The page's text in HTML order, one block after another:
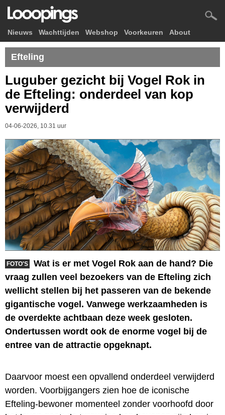
Nieuws Wachttijden Webshop Voorkeuren About
Efteling
Luguber gezicht bij Vogel Rok in
de Efteling: onderdeel van kop
verwijderd
04-06-2026, 10.31 uur
FOTO'S
Wat is er met Vogel Rok aan de hand? Die
vraag zullen veel bezoekers van de Efteling zich
wellicht stellen bij het passeren van de bekende
gigantische vogel. Vanwege werkzaamheden is
de overdekte achtbaan deze week gesloten.
Ondertussen wordt ook de enorme vogel bij de
entree van de attractie opgeknapt.
Daarvoor moest een opvallend onderdeel verwijderd
worden. Voorbijgangers zien hoe de iconische
Efteling-bewoner momenteel zonder voorhoofd door